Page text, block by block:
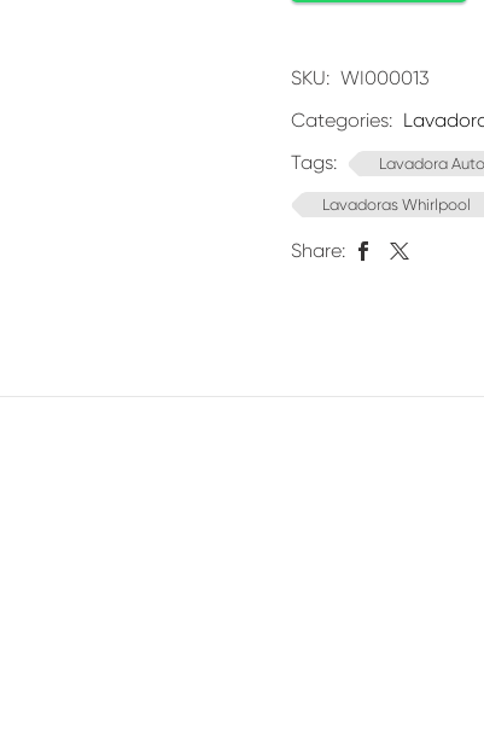
SKU: WI000013
Categories:
Tags:
Lavadora
Lavadoras Whirlpool
Share: